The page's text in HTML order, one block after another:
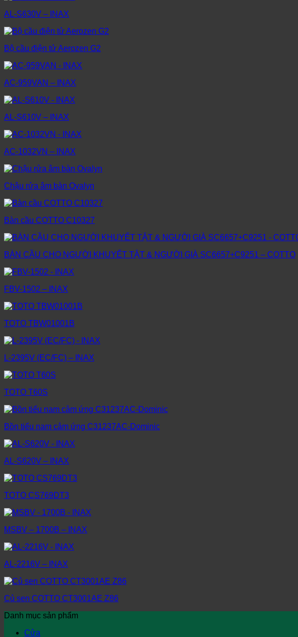
AL-S630V – INAX
Bộ cầu điện tử Aerozen G2
AC-959VAN – INAX
AL-S610V – INAX
AC-1032VN – INAX
Chậu rửa âm bàn Ovalyn
Bàn cầu COTTO C10327
BÀN CẦU CHO NGƯỜI KHUYẾT TẬT & NGƯỜI GIÀ SC6657+C9251 – COTTO
FBV-1502 – INAX
TOTO TBW01001B
L-2395V (EC/FC) – INAX
TOTO T60S
Bồn tiểu nam cảm ứng C31237AC-Dominic
AL-S620V – INAX
TOTO CS769DT3
MSBV – 1700B – INAX
AL-2216V – INAX
Củ sen COTTO CT3001AE Z86
Danh mục sản phẩm
Cửa